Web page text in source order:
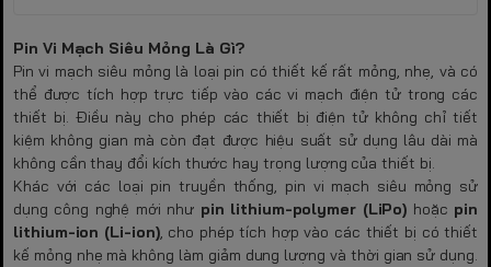
Pin Vi Mạch Siêu Mỏng Là Gì?
Pin vi mạch siêu mỏng là loại pin có thiết kế rất mỏng, nhẹ, và có
thể được tích hợp trực tiếp vào các vi mạch điện tử trong các
thiết bị. Điều này cho phép các thiết bị điện tử không chỉ tiết
kiệm không gian mà còn đạt được hiệu suất sử dụng lâu dài mà
không cần thay đổi kích thước hay trọng lượng của thiết bị.
Khác với các loại pin truyền thống, pin vi mạch siêu mỏng sử
dụng công nghệ mới như pin lithium-polymer (LiPo) hoặc pin
lithium-ion (Li-ion), cho phép tích hợp vào các thiết bị có thiết
kế mỏng nhẹ mà không làm giảm dung lượng và thời gian sử dụng.